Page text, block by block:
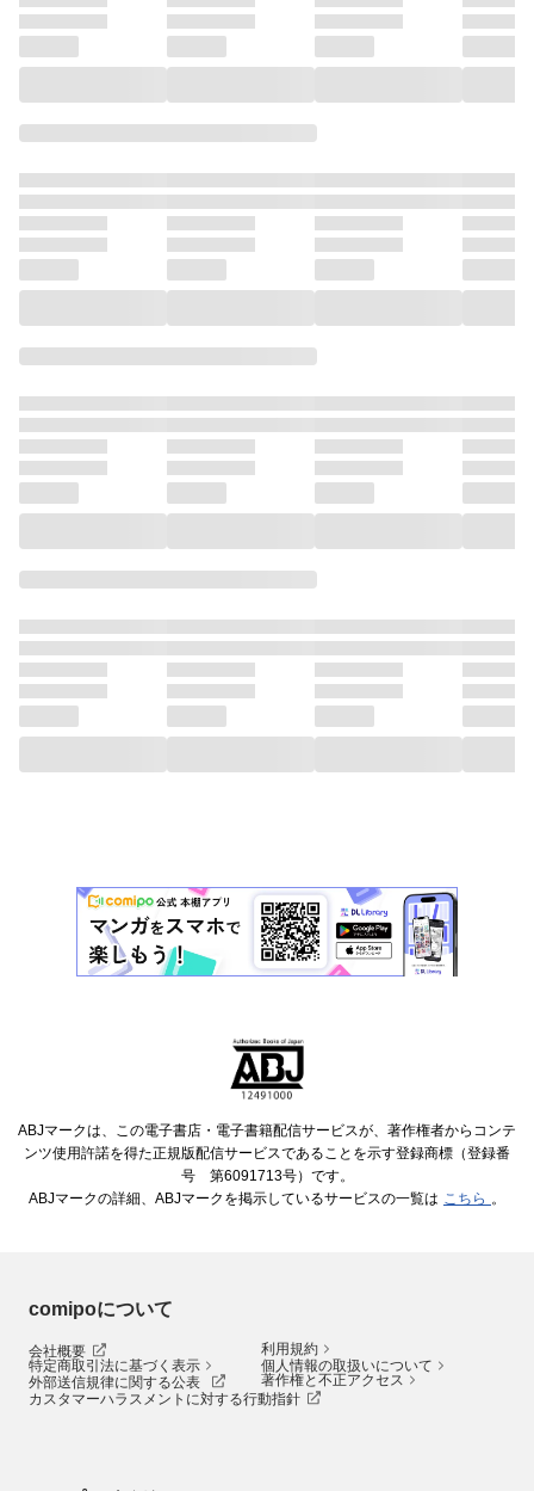
ABJマークは、この電子書店・電子書籍配信サービスが、著作権者からコンテ
ンツ使用許諾を得た正規版配信サービスであることを示す登録商標（登録番
号 第6091713号）です。
ABJマークの詳細、ABJマークを掲示しているサービスの一覧は こちら 。
comipoについて
会社概要
利用規約
特定商取引法に基づく表示
個人情報の取扱いについて
外部送信規律に関する公表
著作権と不正アクセス
カスタマーハラスメントに対する行動指針